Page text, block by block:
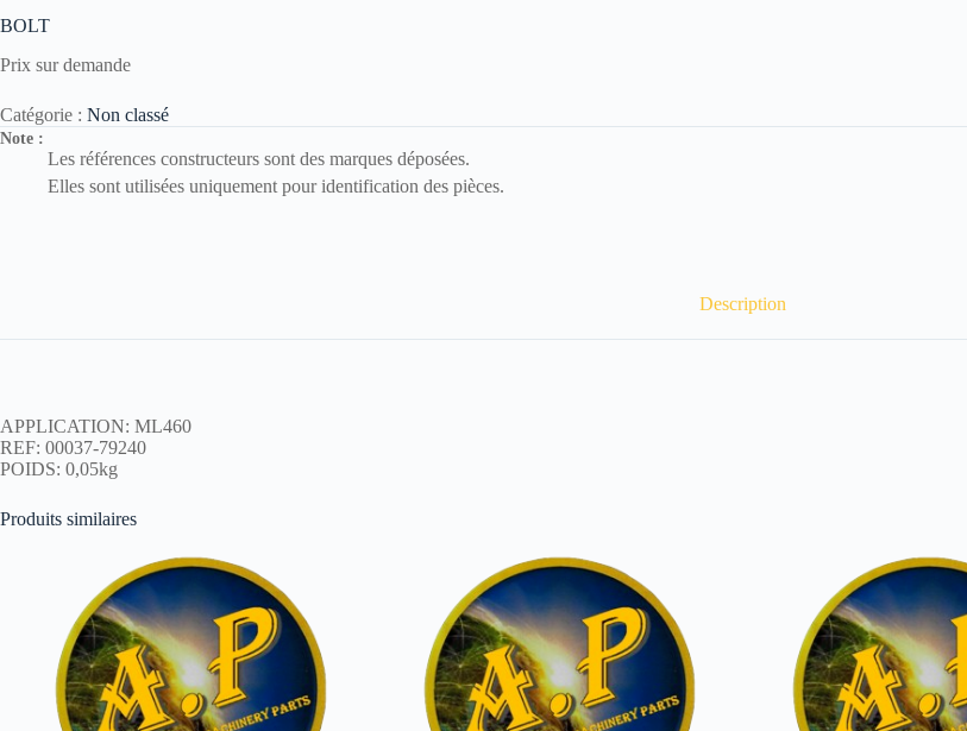
BOLT
Prix sur demande
Catégorie : Non classé
Note :
Les références constructeurs sont des marques déposées.
Elles sont utilisées uniquement pour identification des pièces.
Description
APPLICATION: ML460
REF: 00037-79240
POIDS: 0,05kg
Produits similaires